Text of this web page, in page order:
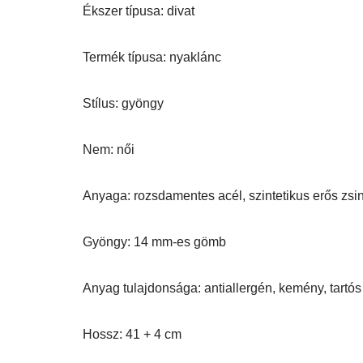
Ékszer típusa: divat
Termék típusa: nyaklánc
Stílus: gyöngy
Nem: női
Anyaga: rozsdamentes acél, szintetikus erős
Gyöngy: 14 mm-es gömb
Anyag tulajdonsága: antiallergén, kemény, tartós
Hossz: 41 + 4 cm